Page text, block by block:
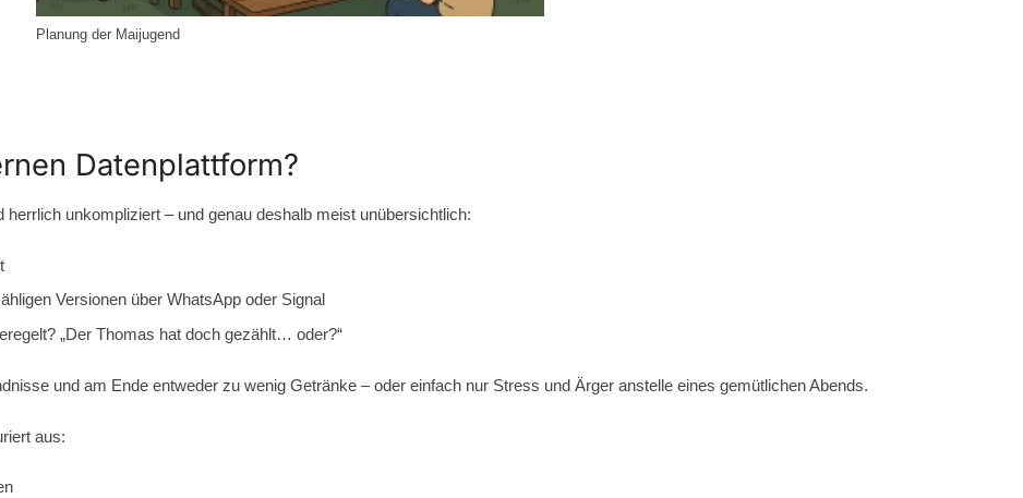
Planung der Maijugend
Datenplattform?
herrlich unkompliziert – und genau deshalb meist unübersichtlich:
Versionen über WhatsApp oder Signal
„Der Thomas hat doch gezählt… oder?“
und am Ende entweder zu wenig Getränke – oder einfach nur Stress und Ärger anstelle eines gemütlichen Abends.
aus: